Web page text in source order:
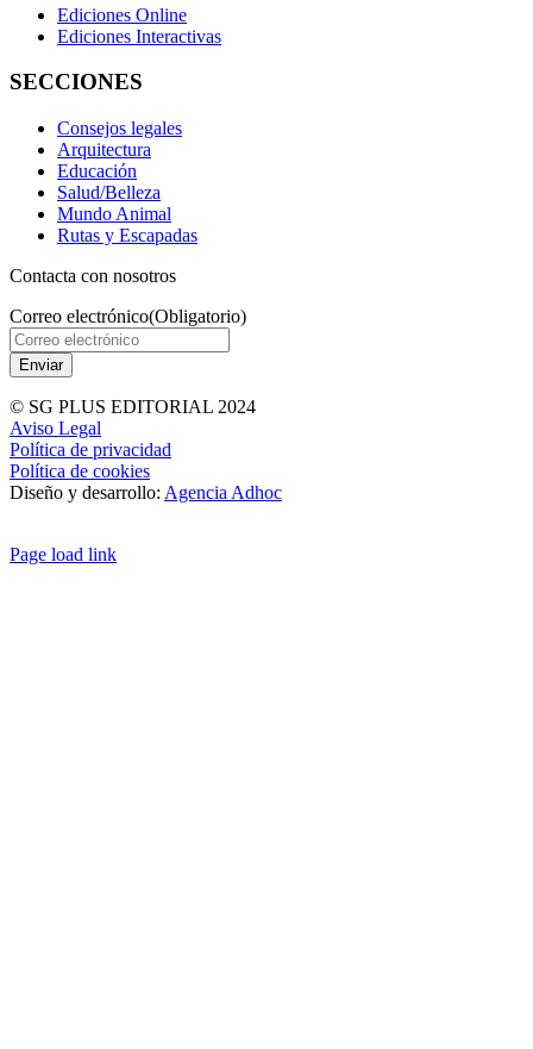
Ediciones Online
Ediciones Interactivas
SECCIONES
Consejos legales
Arquitectura
Educación
Salud/Belleza
Mundo Animal
Rutas y Escapadas
Contacta con nosotros
Correo electrónico(Obligatorio)
© SG PLUS EDITORIAL 2024
Aviso Legal
Política de privacidad
Política de cookies
Diseño y desarrollo: Agencia Adhoc
Page load link